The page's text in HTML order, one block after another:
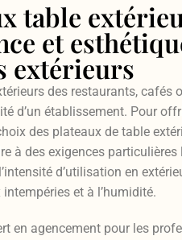
table
et
extérieurs
des restaurants, cafés
d’un établissement. Pour
des plateaux de table
à des exigences
d’utilisation en
et à l’humidité.
en agencement pour les